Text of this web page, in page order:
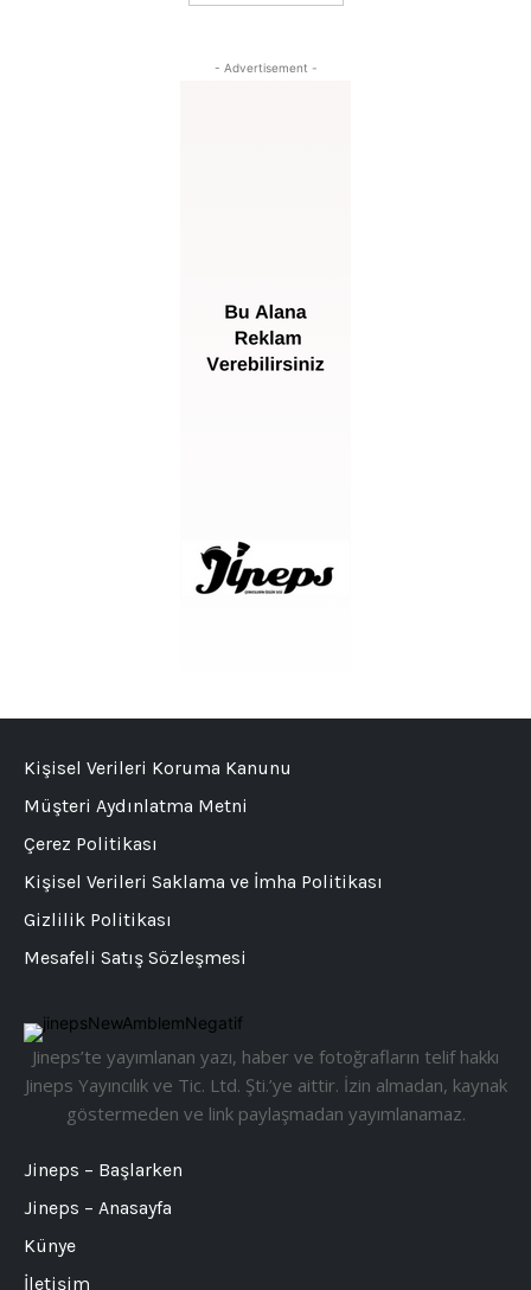
- Advertisement -
Jineps’te yayımlanan yazı, haber ve fotoğrafların telif hakkı
Jineps Yayıncılık ve Tic. Ltd. Şti.’ye aittir. İzin almadan, kaynak
göstermeden ve link paylaşmadan yayımlanamaz.
Jineps – Başlarken
Jineps – Anasayfa
Künye
İletişim
Kişisel Verileri Koruma Kanunu
Müşteri Aydınlatma Metni
Çerez Politikası
Kişisel Verileri Saklama ve İmha Politikası
Gizlilik Politikası
Mesafeli Satış Sözleşmesi